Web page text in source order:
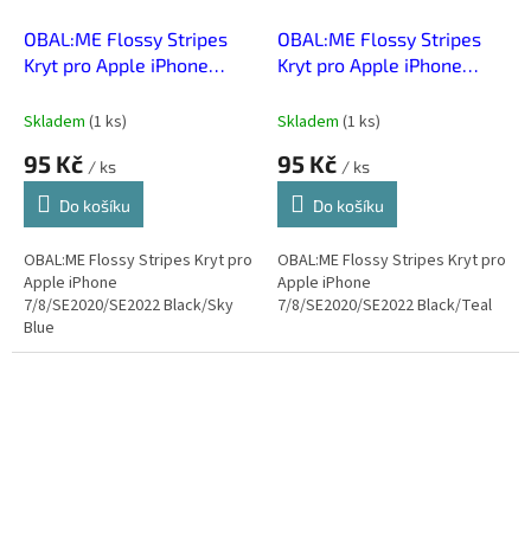
OBAL:ME Flossy Stripes
Kryt pro Apple iPhone
Black/Sky Blue
Skladem (1 ks)
95 Kč / ks
Do košíku
OBAL:ME Flossy Stripes Kryt pro
Apple iPhone
7/8/SE2020/SE2022 Black/Sky
Blue
OBAL:ME Flossy Stripes
Kryt pro Apple iPhone
Black/Teal
Skladem (1 ks)
95 Kč / ks
Do košíku
OBAL:ME Flossy Stripes Kryt pro
Apple iPhone
7/8/SE2020/SE2022 Black/Teal